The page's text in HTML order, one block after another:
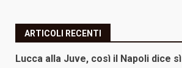
ARTICOLI RECENTI
Lucca alla Juve, così il Napoli dice sì